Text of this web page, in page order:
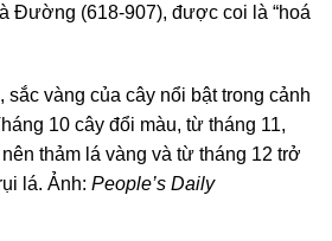
Đường (618-907), được coi là “hoá
sắc vàng của cây nổi bật trong cảnh
10 cây đổi màu, từ tháng 11,
thảm lá vàng và từ tháng 12 trở
lá. Ảnh: People’s Daily